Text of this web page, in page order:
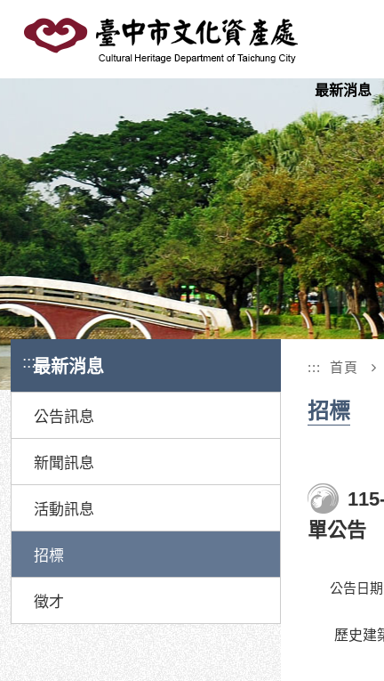
要
塊
最新消息
:::最新消息
公告訊息
新聞訊息
活動訊息
招標
徵才
::: 首頁
招標
單公告
公告日
歷史建